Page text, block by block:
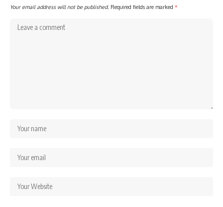
Your email address will not be published. Required fields are marked *